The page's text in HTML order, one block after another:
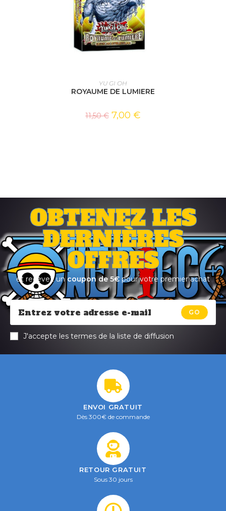
AJOUTER AU PANIER
YU GI OH
ROYAUME DE LUMIERE
11,50€ 7,00 €
OBTENEZ LES
DERNIÈRES
OFFRES
et recevez un coupon de 5€ pour votre premier achat
GO
J'accepte les termes de la liste de diffusion
ENVOI GRATUIT
Dès 300€ de commande
RETOUR GRATUIT
Sous 30 jours